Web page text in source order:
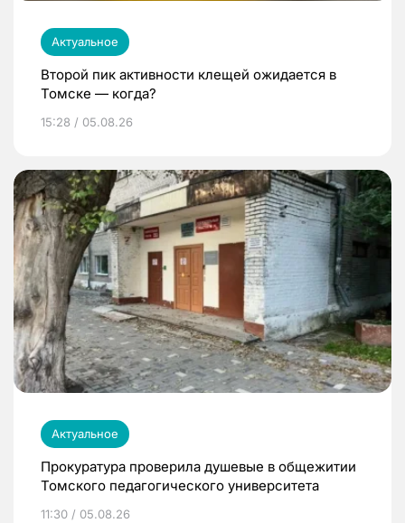
Актуальное
Второй пик активности клещей ожидается в
Томске — когда?
15:28 / 05.08.26
Актуальное
Прокуратура проверила душевые в общежитии
Томского педагогического университета
11:30 / 05.08.26